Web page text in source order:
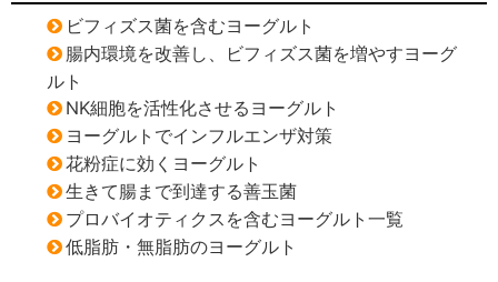
ビフィズス菌を含むヨーグルト
腸内環境を改善し、ビフィズス菌を増やすヨーグ
ルト
NK細胞を活性化させるヨーグルト
ヨーグルトでインフルエンザ対策
花粉症に効くヨーグルト
生きて腸まで到達する善玉菌
プロバイオティクスを含むヨーグルト一覧
低脂肪・無脂肪のヨーグルト